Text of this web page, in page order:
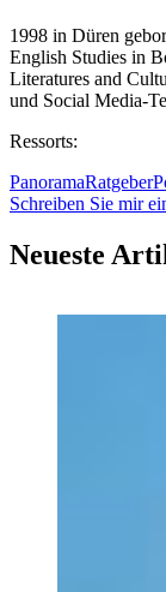
1998 in Düren
English Studies in
Literatures and
und Social Media-
Ressorts:
PanoramaRatgeber
Schreiben Sie mir
Neueste